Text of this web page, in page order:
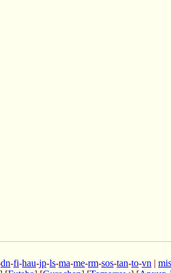
dn-fi-hau-jp-ls-ma-me-rm-sos-tan-to-vn |